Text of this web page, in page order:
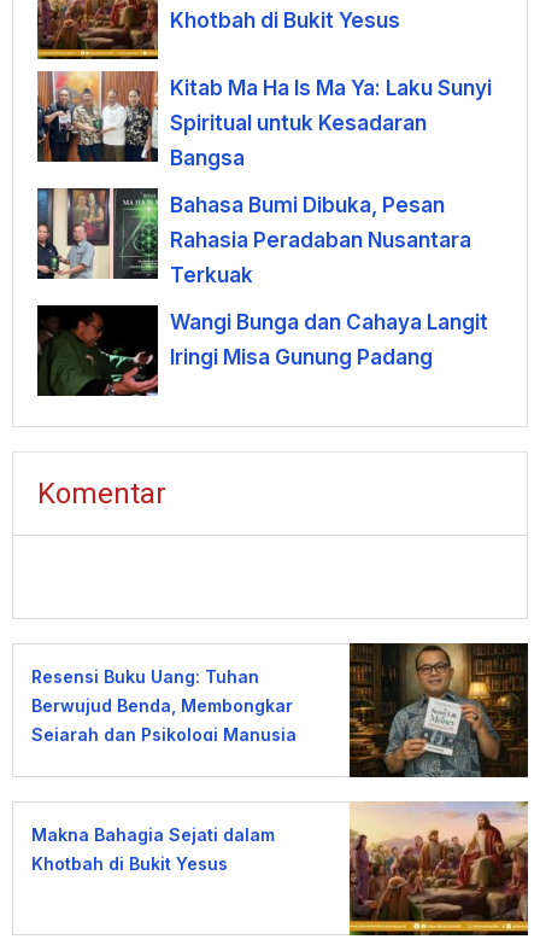
Khotbah di Bukit Yesus
Kitab Ma Ha Is Ma Ya: Laku Sunyi
Spiritual untuk Kesadaran
Bangsa
Bahasa Bumi Dibuka, Pesan
Rahasia Peradaban Nusantara
Terkuak
Wangi Bunga dan Cahaya Langit
Iringi Misa Gunung Padang
Komentar
Resensi Buku Uang: Tuhan
Berwujud Benda, Membongkar
Sejarah dan Psikologi Manusia
Makna Bahagia Sejati dalam
Khotbah di Bukit Yesus